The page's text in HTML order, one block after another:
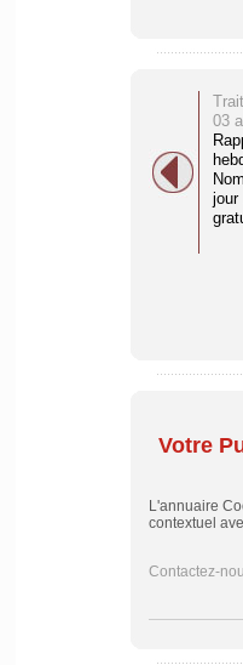
03
jour
Votre
L'annuaire
contextuel
Contactez-